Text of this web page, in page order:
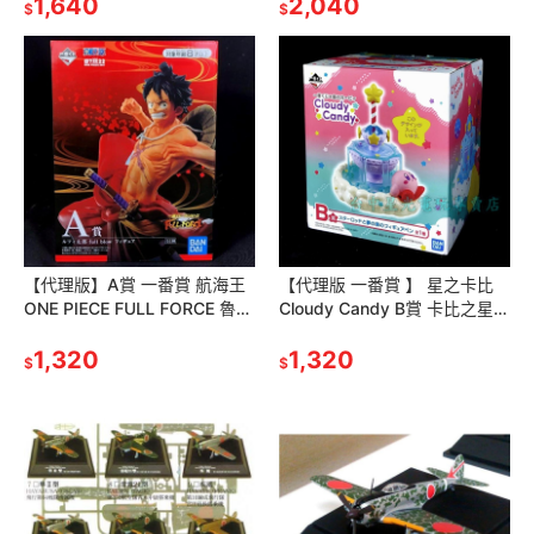
$1,640 $2,040
【代理版】A賞 一番賞 航海王
ONE PIECE FULL FORCE 魯夫
物】星光電玩
$1,320
【代理版 一番賞 】 星之卡比
Cloudy Candy B賞 卡比之星
【台中星光電玩】
$1,320